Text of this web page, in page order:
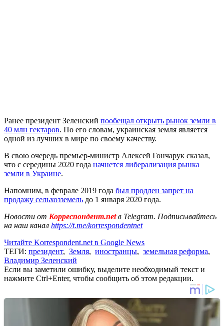
Ранее президент Зеленский пообещал открыть рынок земли в
40 млн гектаров. По его словам, украинская земля является
одной из лучших в мире по своему качеству.
В свою очередь премьер-министр Алексей Гончарук сказал,
что с середины 2020 года начнется либерализация рынка
земли в Украине.
Напомним, в феврале 2019 года был продлен запрет на
продажу сельхозземель до 1 января 2020 года.
Новости от Корреспондент.netв Telegram. Подписывайтесь
на наш канал https://t.me/korrespondentnet
Читайте Korrespondent.net в Google News
ТЕГИ: президент, Земля, иностранцы, земельная реформа,
Владимир Зеленский
Если вы заметили ошибку, выделите необходимый текст и
нажмите Ctrl+Enter, чтобы сообщить об этом редакции.